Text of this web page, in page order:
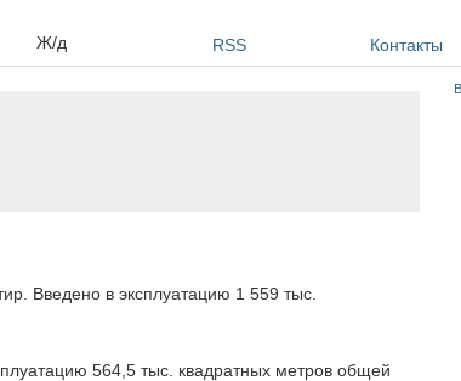
Ж/д RSS Контакты
Введено в эксплуатацию 1 559 тыс.
564,5 тыс. квадратных метров общей